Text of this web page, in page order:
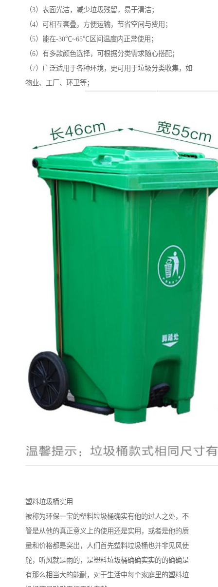
（3）表面光洁，减少垃圾残留，易于清洁；
（4）可相互套叠，方便运输，节省空间与费用；
（5）能在-30℃~65℃区间温度内正常使用；
（6）有多款颜色选择，可根据分类需求随心搭配；
（7）广泛适用于各种环境，更可用于垃圾分类收集，如
物业、工厂、环卫等；
塑料垃圾桶实用
被称为环保一宝的塑料垃圾桶确实有他的过人之处，不
管是从他的真正意义上的使用还是实用，或者是他的质
量和价格都是突出，人们首先塑料垃圾桶也并非见风使
舵，听风就是雨的，是塑料垃圾桶确确实实的的确确是
有那么相当大的能耐，对于生活中每个家庭里的塑料垃